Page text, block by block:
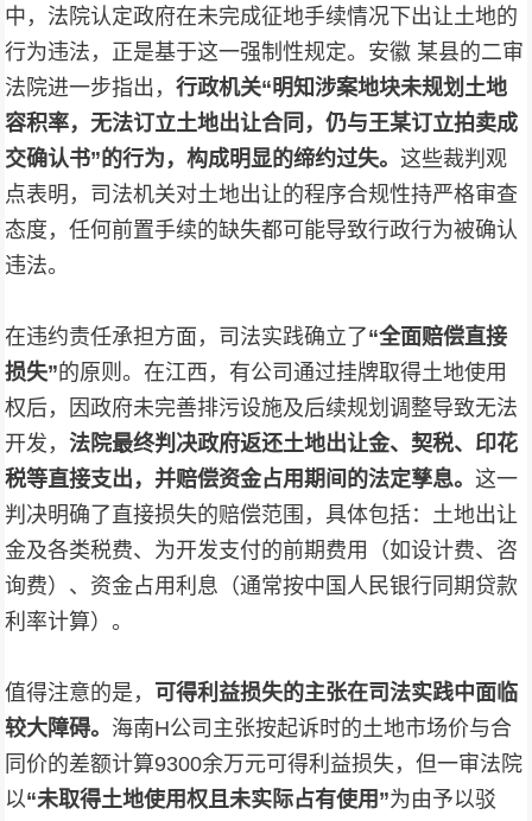
中，法院认定政府在未完成征地手续情况下出让土地的
行为违法，正是基于这一强制性规定。安徽 某县的二审
法院进一步指出，行政机关“明知涉案地块未规划土地
容积率，无法订立土地出让合同，仍与王某订立拍卖成
交确认书”的行为，构成明显的缔约过失。这些裁判观
点表明，司法机关对土地出让的程序合规性持严格审查
态度，任何前置手续的缺失都可能导致行政行为被确认
违法。
在违约责任承担方面，司法实践确立了“全面赔偿直接
损失”的原则。在江西，有公司通过挂牌取得土地使用
权后，因政府未完善排污设施及后续规划调整导致无法
开发，法院最终判决政府返还土地出让金、契税、印花
税等直接支出，并赔偿资金占用期间的法定孳息。这一
判决明确了直接损失的赔偿范围，具体包括：土地出让
金及各类税费、为开发支付的前期费用（如设计费、咨
询费）、资金占用利息（通常按中国人民银行同期贷款
利率计算）。
值得注意的是， 可得利益损失的主张在司法实践中面临
较大障碍。 海南H公司主张按起诉时的土地市场价与合
同价的差额计算9300余万元可得利益损失，但一审法院
以“未取得土地使用权且未实际占有使用”为由予以驳